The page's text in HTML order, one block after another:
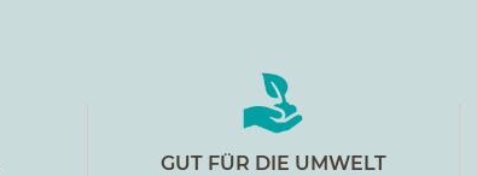
GUT FÜR DIE UMWELT